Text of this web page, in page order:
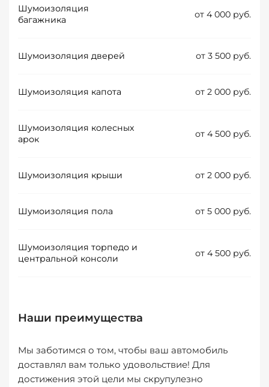
Шумоизоляция
багажника
от 4 000 руб.
Шумоизоляция дверей от 3 500 руб.
Шумоизоляция капота от 2 000 руб.
Шумоизоляция колесных
арок
от 4 500 руб.
Шумоизоляция крыши от 2 000 руб.
Шумоизоляция пола от 5 000 руб.
Шумоизоляция торпедо и
центральной консоли
от 4 500 руб.
Наши преимущества
Мы заботимся о том, чтобы ваш автомобиль
доставлял вам только удовольствие! Для
достижения этой цели мы скрупулезно